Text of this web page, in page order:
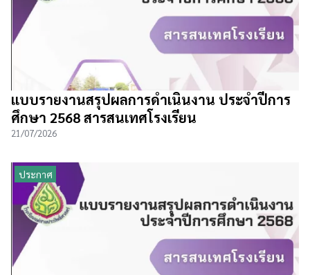
แบบรายงานสรุปผลการดำเนินงาน ประจำปีการ
ศึกษา 2568 สารสนเทศโรงเรียน
21/07/2026
ประกาศ